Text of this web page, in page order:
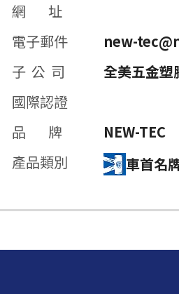
網 址
電子郵件
new-
子 公 司
全美五金塑
國際認證
品 牌
NEW-TEC
產品類別
車首名